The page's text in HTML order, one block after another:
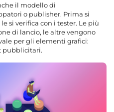
il modello di
o publisher. Prima si
si verifica con i tester. Le più
di lancio, le altre vengono
per gli elementi grafici:
pubblicitari.